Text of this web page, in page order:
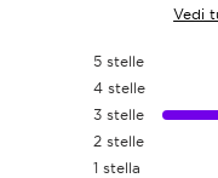
Vedi
5 stelle
4 stelle
3 stelle
2 stelle
1 stella